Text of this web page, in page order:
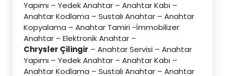
Yapımı – Yedek Anahtar – Anahtar Kabı –
Anahtar Kodlama – Sustalı Anahtar – Anahtar
Kopyalama – Anahtar Tamiri -İmmobilizer
Anahtar – Elektronik Anahtar –
Chrysler Çilingir – Anahtar Servisi – Anahtar
Yapımı – Yedek Anahtar – Anahtar Kabı –
Anahtar Kodlama – Sustalı Anahtar – Anahtar